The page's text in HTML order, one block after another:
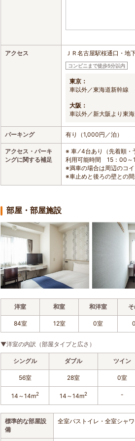
アクセス ＪＲ名古屋駅桜通口・地
コンビニまで徒歩5分以内
東京：
車以外／東海道新幹線
大阪：
車以外／新大阪より東
パーキング 有り（1,000円／泊）
アクセス・パーキ
ングに関する補足
※ 車 ⁄ 4台あり（先着順・
利用可能時間 15：00～
※満車の場合は周辺のコ
※車止めと後ろの壁との
部屋・部屋施設
洋室 和室 和洋室
84室 12室 0室
▼洋室の内訳（部屋タイプと広さ）
シングル ダブル ツイン
56室 28室 0室
14～14m2 14～14m2 -
標準的な部屋設
備
全室バストイレ・全室シャ